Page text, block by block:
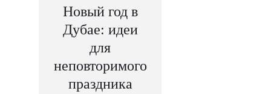
Новый год в
Дубае: идеи
для
неповторимого
праздника